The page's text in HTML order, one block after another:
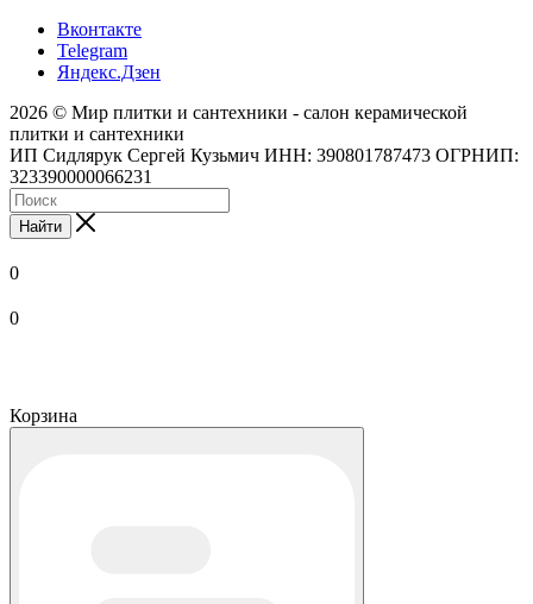
Вконтакте
Telegram
Яндекс.Дзен
2026 © Мир плитки и сантехники - салон керамической
плитки и сантехники
ИП Сидлярук Сергей Кузьмич ИНН: 390801787473 ОГРНИП:
323390000066231
Найти
0
0
Корзина